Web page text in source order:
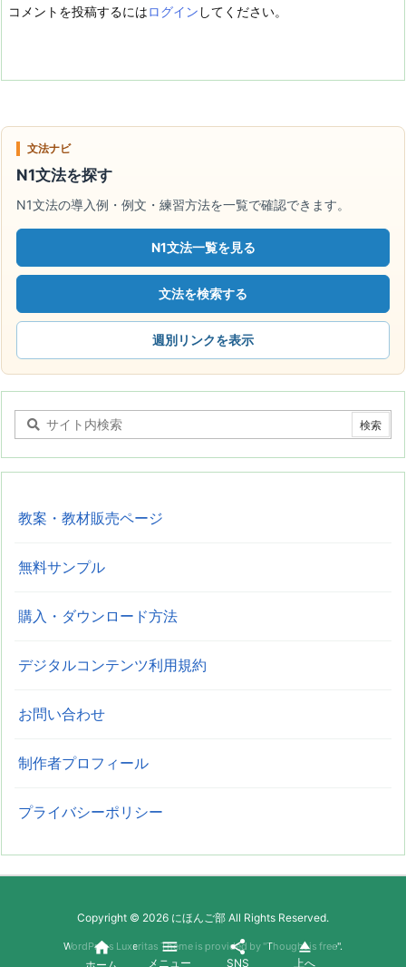
コメントを投稿するにはログイン してください。
文法ナビ
N1文法を探す
N1文法の導入例・例文・練習方法を一覧で確認できます。
N1文法一覧を見る
文法を検索する
週別リンクを表示
教案・教材販売ページ
無料サンプル
購入・ダウンロード方法
デジタルコンテンツ利用規約
お問い合わせ
制作者プロフィール
プライバシーポリシー
Copyright © 2026 にほんご部 All Rights Reserved.
WordPress Luxeritas Theme is provided by "Thought is free".
 
メニュー

SNS

上へ